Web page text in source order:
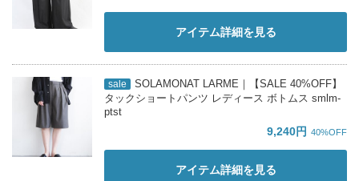
アイテム詳細を見る
sale
SOLAMONAT LARME｜【SALE 40%OFF】
タックショートパンツ レディース ボトムス smlm-
ptst
9,240円 40%OFF
アイテム詳細を見る